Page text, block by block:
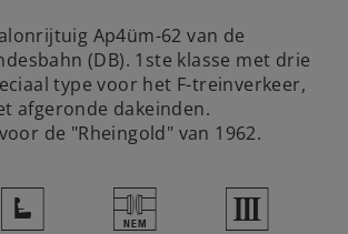
Ap4üm-62 van de
(DB). 1ste klasse met drie
type voor het F-treinverkeer,
afgeronde dakeinden.
de "Rheingold" van 1962.
j U 3